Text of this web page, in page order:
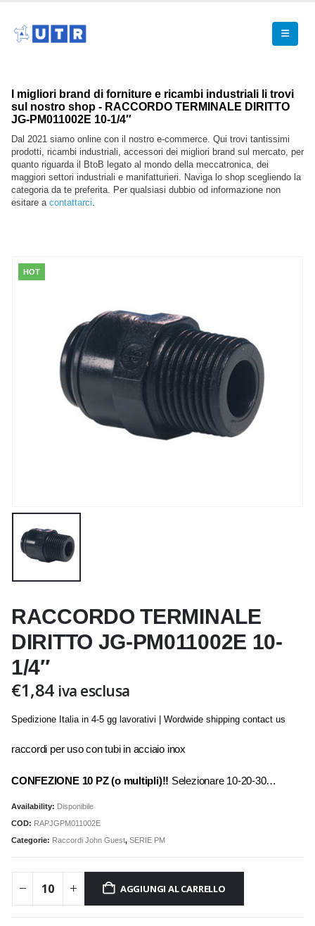
I migliori brand di forniture e ricambi industriali li trovi
sul nostro shop - RACCORDO TERMINALE DIRITTO
JG-PM011002E 10-1/4″
Dal 2021 siamo online con il nostro e-commerce. Qui trovi tantissimi
prodotti, ricambi industriali, accessori dei migliori brand sul mercato, per
quanto riguarda il BtoB legato al mondo della meccatronica, dei
maggiori settori industriali e manifatturieri. Naviga lo shop scegliendo la
categoria da te preferita. Per qualsiasi dubbio od informazione non
esitare a contattarci.
HOT
RACCORDO TERMINALE
DIRITTO JG-PM011002E 10-
1/4″
€1,84 iva esclusa
Spedizione Italia in 4-5 gg lavorativi | Wordwide shipping contact us
raccordi per uso con tubi in acciaio inox
CONFEZIONE 10 PZ (o multipli)!! Selezionare 10-20-30…
Availability: Disponibile
COD: RAPJGPM011002E
Categorie: Raccordi John Guest, SERIE PM
AGGIUNGI AL CARRELLO